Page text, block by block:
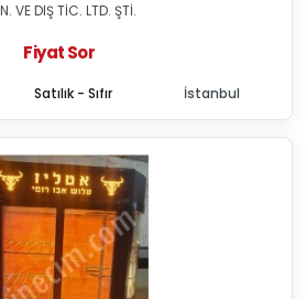
VE DIŞ TİC. LTD. ŞTİ.
Fiyat Sor
Satılık - Sıfır İstanbul